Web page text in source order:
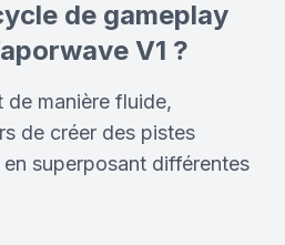
de gameplay
V1 ?
de manière fluide,
de créer des pistes
superposant différentes